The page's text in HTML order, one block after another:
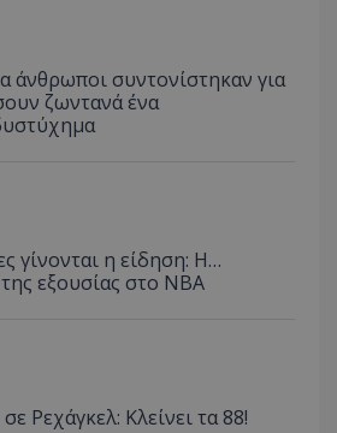
άνθρωποι συντονίστηκαν για
ζωντανά ένα
γίνονται η είδηση: Η…
εξουσίας στο NBA
Ρεχάγκελ: Κλείνει τα 88!